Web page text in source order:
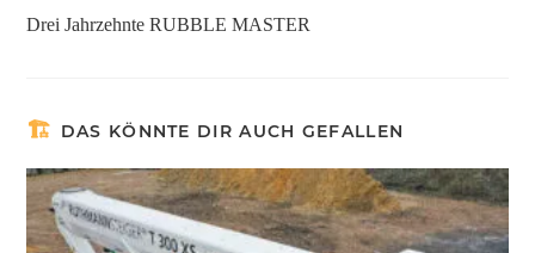
Drei Jahrzehnte RUBBLE MASTER
DAS KÖNNTE DIR AUCH GEFALLEN